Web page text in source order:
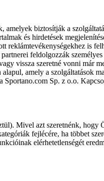
biztosítják a
és hirdetések
reklámtevékenységekhez is
feldolgozzák személyes
vissza szeretné vonni már
amely a szolgáltatások
Sportano.com Sp. z o.o.
Mivel azt szeretnénk, hogy
fejlécére, ha többet
elérhetetlenségét